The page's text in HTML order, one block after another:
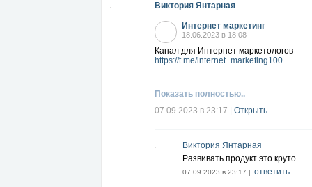
Виктория Янтарная
Интернет маркетинг
18.06.2023 в 18:08
Канал для Интернет маркетологов
https://t.me/internet_marketing100
Показать полностью..
07.09.2023 в 23:17
Открыть
Виктория Янтарная
Развивать продукт это круто
07.09.2023 в 23:17 | ответить